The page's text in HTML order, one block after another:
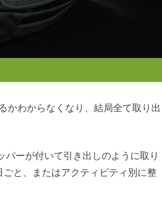
かわからなくなり、結局全て取り出
ーが付いて引き出しのように取り
と、またはアクティビティ別に整